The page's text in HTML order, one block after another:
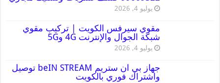
يوليو 4, 2026
مقوي سيرفس الكويت | تركيب مقوي
شبكة الجوال والإنترنت 4G و5G
يوليو 4, 2026
جهاز بي ان ستريم beIN STREAM توصيل
واشتراك فوري بالكويت